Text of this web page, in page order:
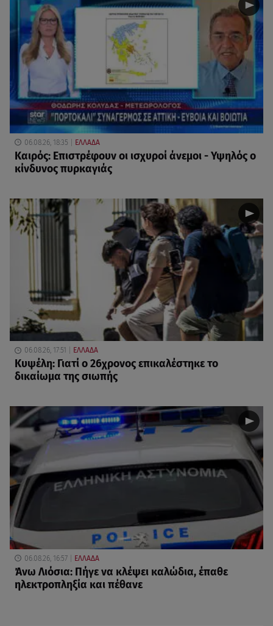
06.08.26, 18:35 ΕΛΛΑΔΑ
Καιρός: Επιστρέφουν οι ισχυροί άνεμοι - Υψηλός ο
κίνδυνος πυρκαγιάς
06.08.26, 17:51 ΕΛΛΑΔΑ
Κυψέλη: Γιατί ο 26χρονος επικαλέστηκε το
δικαίωμα της σιωπής
06.08.26, 16:57 ΕΛΛΑΔΑ
Άνω Λιόσια: Πήγε να κλέψει καλώδια, έπαθε
ηλεκτροπληξία και πέθανε